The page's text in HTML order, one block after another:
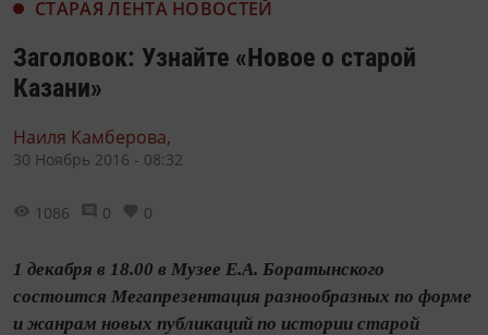
СТАРАЯ ЛЕНТА НОВОСТЕЙ
Заголовок: Узнайте «Новое о старой
Казани»
Наиля Камберова,
30 Ноябрь 2016 - 08:32
1086 0 0
1 декабря в 18.00 в Музее Е.А. Боратынского
состоится Мегапрезентация разнообразных по форме
и жанрам новых публикаций по истории старой